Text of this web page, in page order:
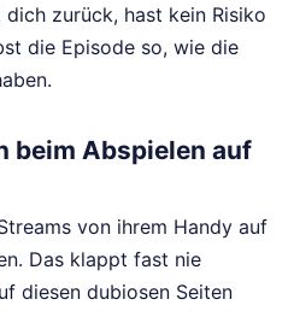
zurück, hast kein Risiko
die Episode so, wie die
beim Abspielen auf
von ihrem Handy auf
Das klappt fast nie
diesen dubiosen Seiten